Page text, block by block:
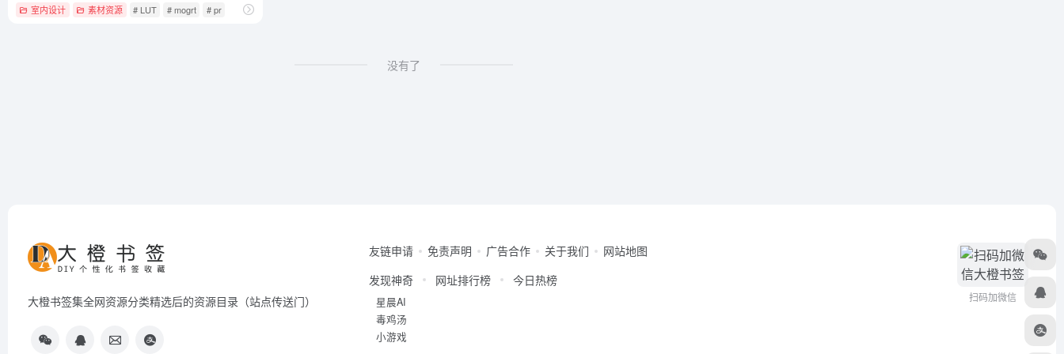
室内设计 素材资源 # LUT # mogrt # pr
没有了
大橙书签集全网资源分类精选后的资源目录（站点传送门）
友链申请 免责声明 广告合作 关于我们
网站地图
发现神奇
星晨AI
毒鸡汤
小游戏
网址排行榜 今日热榜
扫码加微信